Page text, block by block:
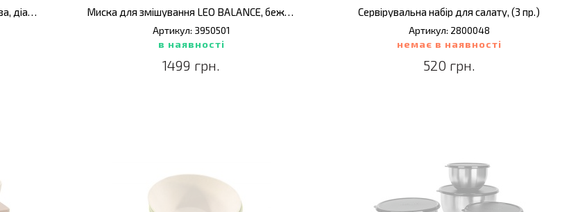
Миска для салату Hotel, порцелянова, діам. 20,5 см Миска для змішування LEO BALANCE, бежевий, кераміка, 2,2 л
Артикул: 3950501
в наявності
1499 грн.
Сервірувальна набір для салату, (3 пр.)
Артикул: 2800048
немає в наявності
520 грн.